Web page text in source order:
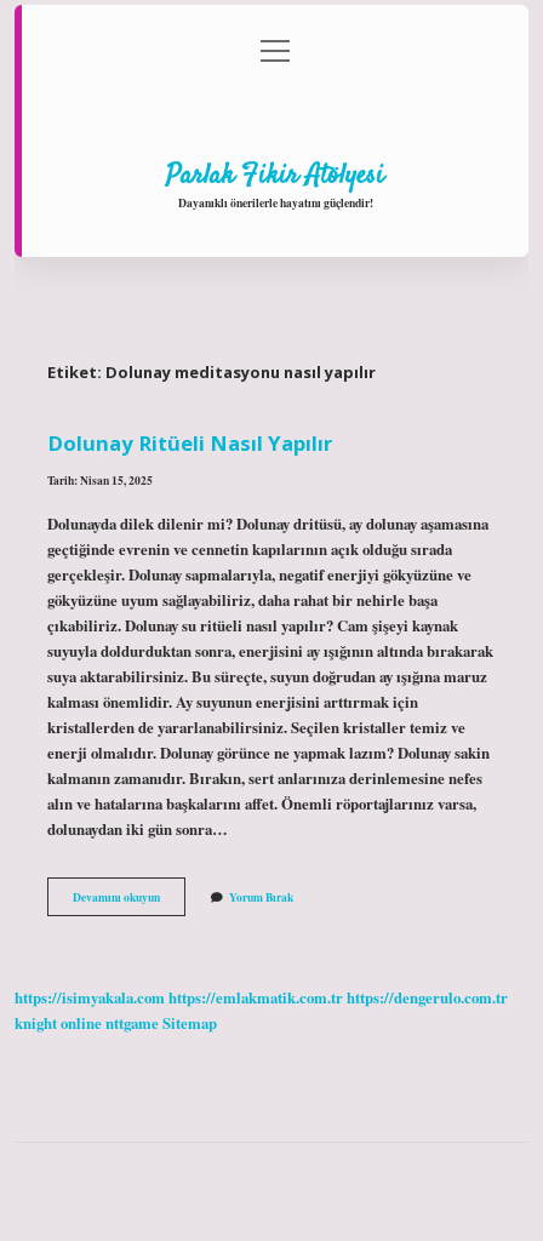
Gizlilik Politikası
menüyü
aç
Parlak Fikir Atölyesi
Dayanıklı önerilerle hayatını güçlendir!
Etiket: Dolunay meditasyonu nasıl yapılır
Dolunay Ritüeli Nasıl Yapılır
Tarih: Nisan 15, 2025
Dolunayda dilek dilenir mi? Dolunay dritüsü, ay dolunay aşamasına
geçtiğinde evrenin ve cennetin kapılarının açık olduğu sırada
gerçekleşir. Dolunay sapmalarıyla, negatif enerjiyi gökyüzüne ve
gökyüzüne uyum sağlayabiliriz, daha rahat bir nehirle başa
çıkabiliriz. Dolunay su ritüeli nasıl yapılır? Cam şişeyi kaynak
suyuyla doldurduktan sonra, enerjisini ay ışığının altında bırakarak
suya aktarabilirsiniz. Bu süreçte, suyun doğrudan ay ışığına maruz
kalması önemlidir. Ay suyunun enerjisini arttırmak için
kristallerden de yararlanabilirsiniz. Seçilen kristaller temiz ve
enerji olmalıdır. Dolunay görünce ne yapmak lazım? Dolunay sakin
kalmanın zamanıdır. Bırakın, sert anlarınıza derinlemesine nefes
alın ve hatalarına başkalarını affet. Önemli röportajlarınız varsa,
dolunaydan iki gün sonra…
Devamını okuyunDolunay
Ritüeli
Yorum Bırak
https://isimyakala.comhttps://emlakmatik.com.trhttps://dengerulo.com.tr
knight onlinenttgameSitemap